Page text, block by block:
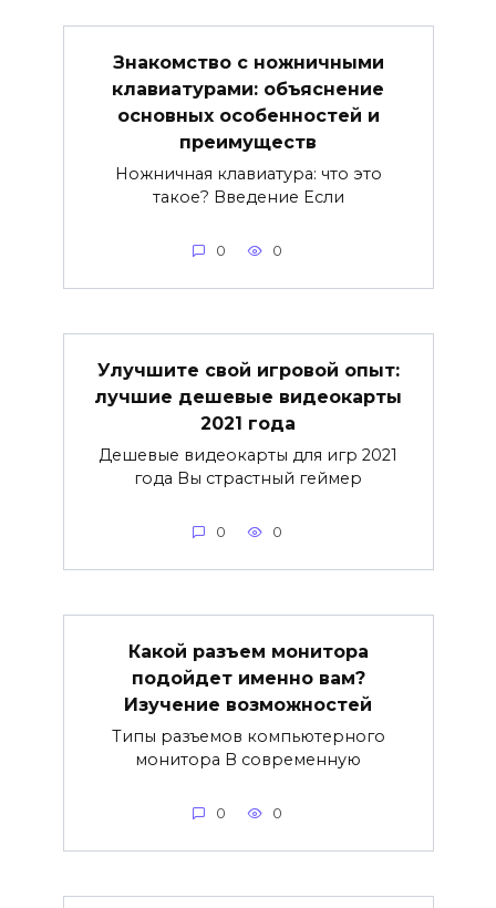
Знакомство с ножничными
клавиатурами: объяснение
основных особенностей и
преимуществ
Ножничная клавиатура: что это
такое? Введение Если
0 0
Улучшите свой игровой опыт:
лучшие дешевые видеокарты
2021 года
Дешевые видеокарты для игр 2021
года Вы страстный геймер
0 0
Какой разъем монитора
подойдет именно вам?
Изучение возможностей
Типы разъемов компьютерного
монитора В современную
0 0